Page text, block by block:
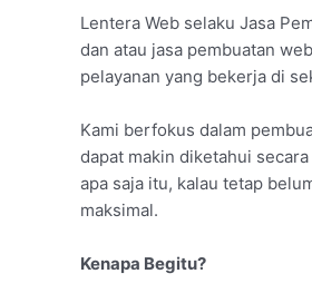
Lentera Web selaku Jasa
dan atau jasa pembuatan
pelayanan yang bekerja di
Kami berfokus dalam
dapat makin diketahui
apa saja itu, kalau tetap
maksimal.
Kenapa Begitu?